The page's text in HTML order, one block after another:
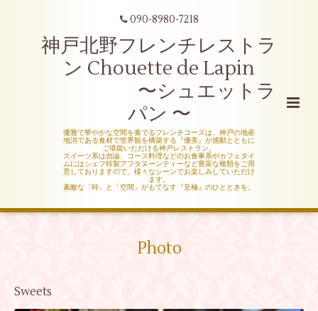
090-8980-7218
神戸北野フレンチレストラ
ン Chouette de Lapin
〜シュエットラ
パン 〜
優雅で華やかな空間を奏でるフレンチコースは、神戸の地産
地消である食材で世界観を構築する『優美』が感動とともに
ご堪能いただける神戸レストラン。
スイーツ系は勿論、コース料理などのお食事系やカフェタイ
ムにはシェフ特製アフタヌーンティーなど豊富な種類をご用
意しておりますので、様々なシーンでお楽しみしていただけ
ます。
素敵な「時」と「空間」がもてなす『至極』のひとときを。
Photo
Sweets